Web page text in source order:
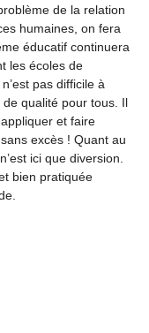
de la relation
humaines, on fera
éducatif continuera
les écoles de
pas difficile à
qualité pour tous. Il
et faire
excès ! Quant au
ici que diversion.
bien pratiquée